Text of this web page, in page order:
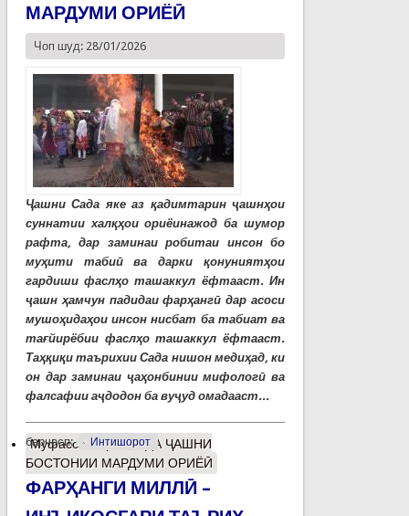
МАРДУМИ ОРИЁӢ
Чоп шуд: 28/01/2026
Ҷашни Сада яке аз қадимтарин ҷашнҳои
суннатии халқҳои ориёинажод ба шумор
рафта, дар заминаи робитаи инсон бо
муҳити табиӣ ва дарки қонуниятҳои
гардиши фаслҳо ташаккул ёфтааст. Ин
ҷашн ҳамчун падидаи фарҳангӣ дар асоси
мушоҳидаҳои инсон нисбат ба табиат ва
тағйирёбии фаслҳо ташаккул ёфтааст.
Таҳқиқи таърихии Сада нишон медиҳад, ки
он дар заминаи ҷаҳонбинии мифологӣ ва
фалсафии аҷдодон ба вуҷуд омадааст...
барчасп: Интишорот
Муфассалтаро САДА ҶАШНИ
БОСТОНИИ МАРДУМИ ОРИЁӢ
ФАРҲАНГИ МИЛЛӢ –